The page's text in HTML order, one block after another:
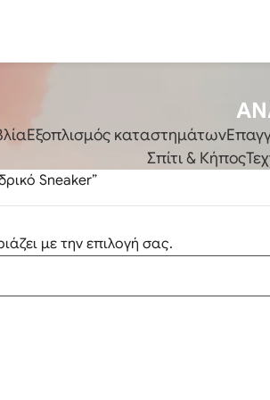
Εξοπλισμός καταστημάτων
Σπίτι & Κήπος
Sneaker”
με την επιλογή σας.